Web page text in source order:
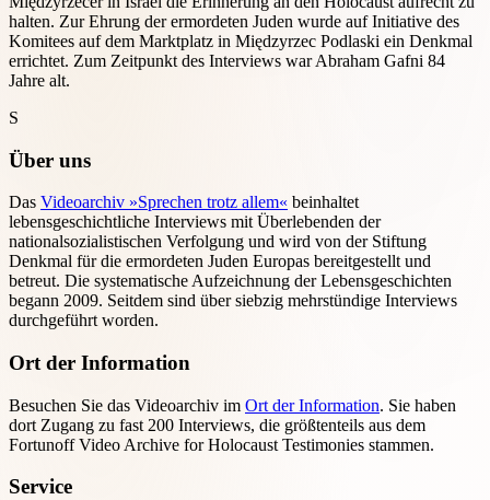
halten. Zur Ehrung der ermordeten Juden wurde auf Initiative des
Komitees auf dem Marktplatz in Międzyrzec Podlaski ein Denkmal
errichtet. Zum Zeitpunkt des Interviews war Abraham Gafni 84
Jahre alt.
S
Über uns
Das Videoarchiv »Sprechen trotz allem« beinhaltet
lebensgeschichtliche Interviews mit Überlebenden der
nationalsozialistischen Verfolgung und wird von der Stiftung
Denkmal für die ermordeten Juden Europas bereitgestellt und
betreut. Die systematische Aufzeichnung der Lebensgeschichten
begann 2009. Seitdem sind über siebzig mehrstündige Interviews
durchgeführt worden.
Ort der Information
Besuchen Sie das Videoarchiv im Ort der Information. Sie haben
dort Zugang zu fast 200 Interviews, die größtenteils aus dem
Fortunoff Video Archive for Holocaust Testimonies stammen.
Service